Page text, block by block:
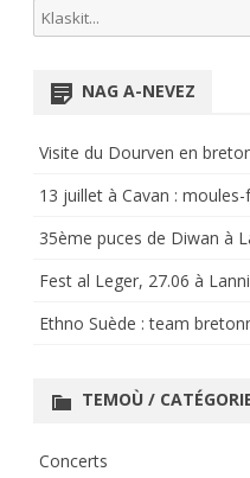
publications
Search
for:
NAG A-NEVEZ
Visite du Dourven en
13 juillet à Cavan :
35ème puces de Diwan à
Fest al Leger, 27.06 à
Ethno Suède : team
TEMOÙ /
Concerts